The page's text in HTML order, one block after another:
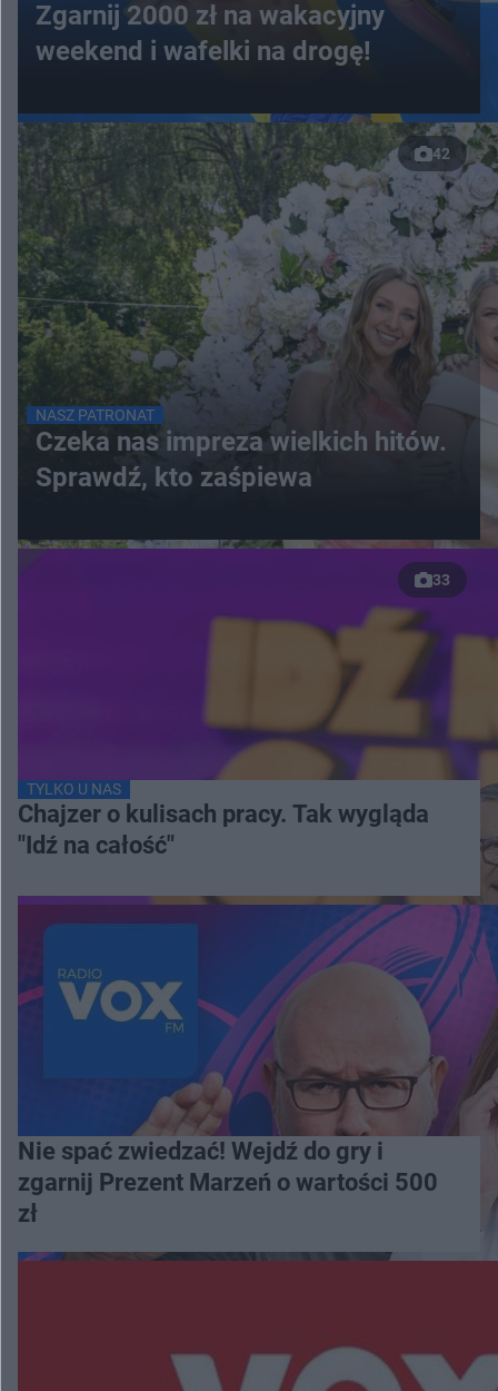
Zgarnij 2000 zł na wakacyjny
weekend i wafelki na drogę!
42
NASZ PATRONAT
Czeka nas impreza wielkich hitów.
Sprawdź, kto zaśpiewa
33
TYLKO U NAS
Chajzer o kulisach pracy. Tak wygląda
"Idź na całość"
Nie spać zwiedzać! Wejdź do gry i
zgarnij Prezent Marzeń o wartości 500
zł